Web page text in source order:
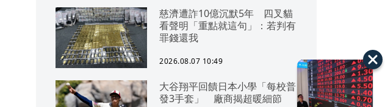
慈濟遭詐10億沉默5年 四叉貓
看聲明「重點就這句」：若判有
罪錢還我
2026.08.07 10:49
大谷翔平回饋日本小學「每校普
發3手套」 廠商揭超暖細節